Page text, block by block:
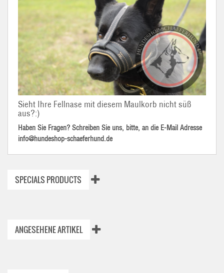
Sieht Ihre Fellnase mit diesem Maulkorb nicht süß
aus?:)
Haben Sie Fragen? Schreiben Sie uns, bitte, an die E-Mail Adresse
info@hundeshop-schaeferhund.de
SPECIALS PRODUCTS
ANGESEHENE ARTIKEL